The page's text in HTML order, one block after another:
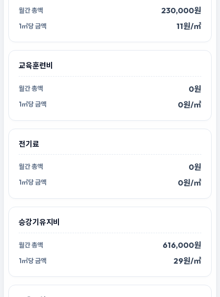
230,000원
11원/㎡
교육훈련비
0원
0원/㎡
전기료
0원
0원/㎡
승강기유지비
616,000원
29원/㎡